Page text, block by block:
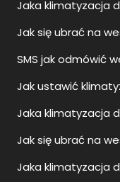
Jaka klimatyzacja
Jak się ubrać na
SMS jak odmówić
Jak ustawić
Jaka klimatyzacja
Jak się ubrać na
Jaka klimatyzacja